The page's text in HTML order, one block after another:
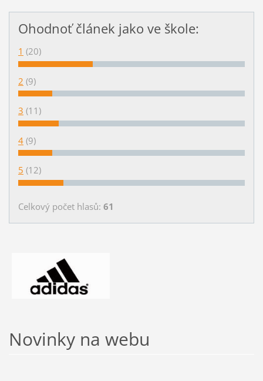
Ohodnoť článek jako ve škole:
1 (20)
2 (9)
3 (11)
4 (9)
5 (12)
Celkový počet hlasů: 61
Novinky na webu